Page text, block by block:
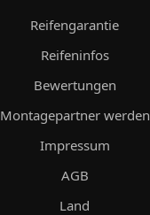
Reifengarantie
Reifeninfos
Bewertungen
Montagepartner werden
Impressum
AGB
Land